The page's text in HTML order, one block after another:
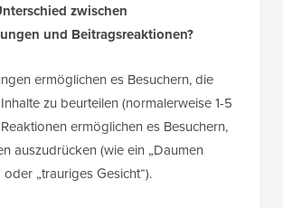
zwischen
und Beitragsreaktionen?
ermöglichen es Besuchern, die
zu beurteilen (normalerweise 1-5
ermöglichen es Besuchern,
auszudrücken (wie ein „Daumen
oder „trauriges Gesicht“).